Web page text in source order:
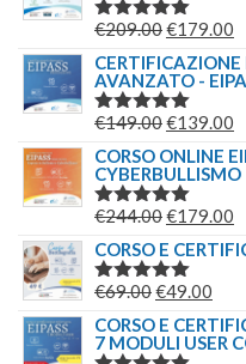
VALUTATO
€209.00IL
PREZZO
ERA:
€179.00
AVANZATO -
VALUTATO
€149.00IL
PREZZO
ERA:
€139.00
CORSO ONLINE
CYBERBULLISMO
VALUTATO
€244.00IL
PREZZO
ERA:
€244.00.
€179.00
CORSO E
VALUTATO
€69.00IL
PREZZO
€49.00
CORSO E
7 MODULI USER